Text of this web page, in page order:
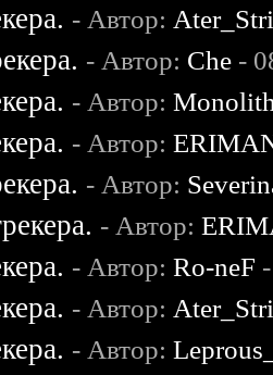
- Автор:
- Автор: Che -
- Автор:
- Автор:
- Автор:
- Автор:
- Автор:Ro-neF
- Автор:
- Автор: